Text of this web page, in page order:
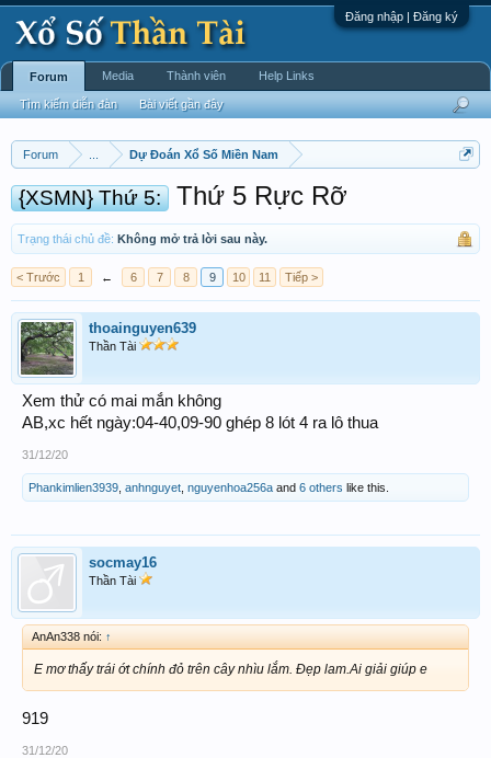
Đăng nhập | Đăng ký
Forum Dự Đoán Xổ Số Miền Nam
{XSMN} Thứ 5: Thứ 5 Rực Rỡ
Trạng thái chủ đề: Không mở trả lời sau này.
< Trước 1 ← 6 7 8 9 10 11 Tiếp >
thoainguyen639
Thần Tài
Xem thử có mai mắn không
AB,xc hết ngày:04-40,09-90 ghép 8 lót 4 ra lô thua
31/12/20
Phankimlien3939 anhnguyet nguyenhoa256a and 6 others like this.
socmay16
Thần Tài
AnAn338 nói: ↑
E mơ thấy trái ớt chính đỏ trên cây nhìu lắm. Đẹp lam.Ai giải giúp e
919
31/12/20
Forum
Tìm kiếm diễn đàn Bài viết gần đây
Media Thành viên Help Links